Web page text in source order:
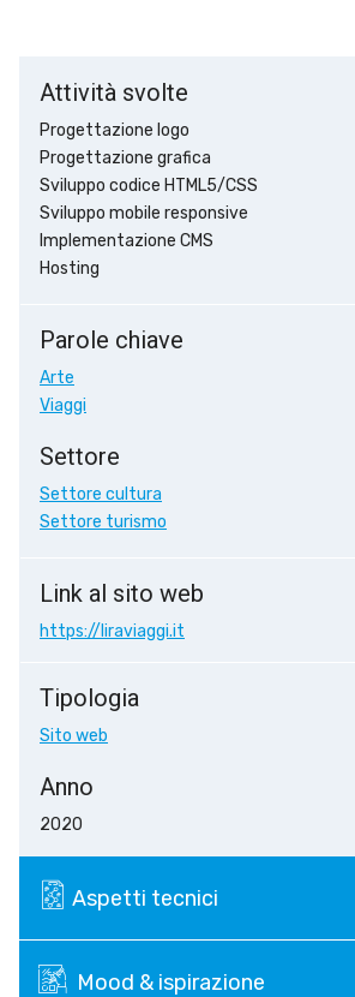
Attività svolte
Progettazione logo
Progettazione grafica
Sviluppo codice HTML5/CSS
Sviluppo mobile responsive
Implementazione CMS
Hosting
Parole chiave
Arte
Viaggi
Settore
Settore cultura
Settore turismo
Link al sito web
https://liraviaggi.it
Tipologia
Sito web
Anno
2020
Aspetti tecnici
Mood & ispirazione